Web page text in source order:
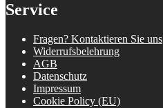
Service
Fragen? Kontaktieren Sie uns
Widerrufsbelehrung
AGB
Datenschutz
Impressum
Cookie Policy (EU)